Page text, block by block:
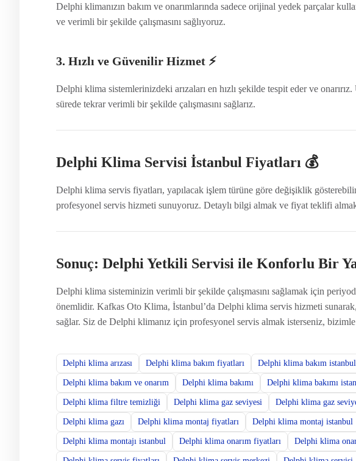
Delphi klimanızın bakım ve onarımlarında sadece orijinal yedek parçalar
ve verimli bir şekilde çalışmasını sağlıyoruz.
3. Hızlı ve Güvenilir Hizmet ⚡
Delphi klima sistemlerinizdeki arızaları en hızlı şekilde tespit eder ve onarırız.
sürede tekrar verimli bir şekilde çalışmasını sağlarız.
Delphi Klima Servisi İstanbul Fiyatları 💰
Delphi klima servis fiyatları, yapılacak işlem türüne göre değişiklik
profesyonel servis hizmeti sunuyoruz. Detaylı bilgi almak ve fiyat teklifi
Sonuç: Delphi Yetkili Servisi ile Konforlu Bir
Delphi klima sisteminizin verimli bir şekilde çalışmasını sağlamak için
önemlidir. Kafkas Oto Klima, İstanbul’da Delphi klima servis hizmeti sunarak,
sağlar. Siz de Delphi klimanız için profesyonel servis almak isterseniz,
Delphi klima arızası Delphi klima bakım fiyatları Delphi klima bakım istanbul
Delphi klima bakım ve onarım Delphi klima bakımı Delphi klima bakımı
Delphi klima filtre temizliği Delphi klima gaz seviyesi Delphi klima gaz
Delphi klima gazı Delphi klima montaj fiyatları Delphi klima montaj istanbul
Delphi klima montajı istanbul Delphi klima onarım fiyatları Delphi klima